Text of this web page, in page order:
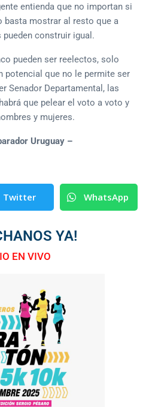
entienda que no importan si
mostrar al resto que a
construir igual.
pueden ser reelectos, solo
potencial que no le permite ser
Senador Departamental, las
que pelear el voto a voto y
y mujeres.
Uruguay –
Twitter WhatsApp
YA!
EN VIVO